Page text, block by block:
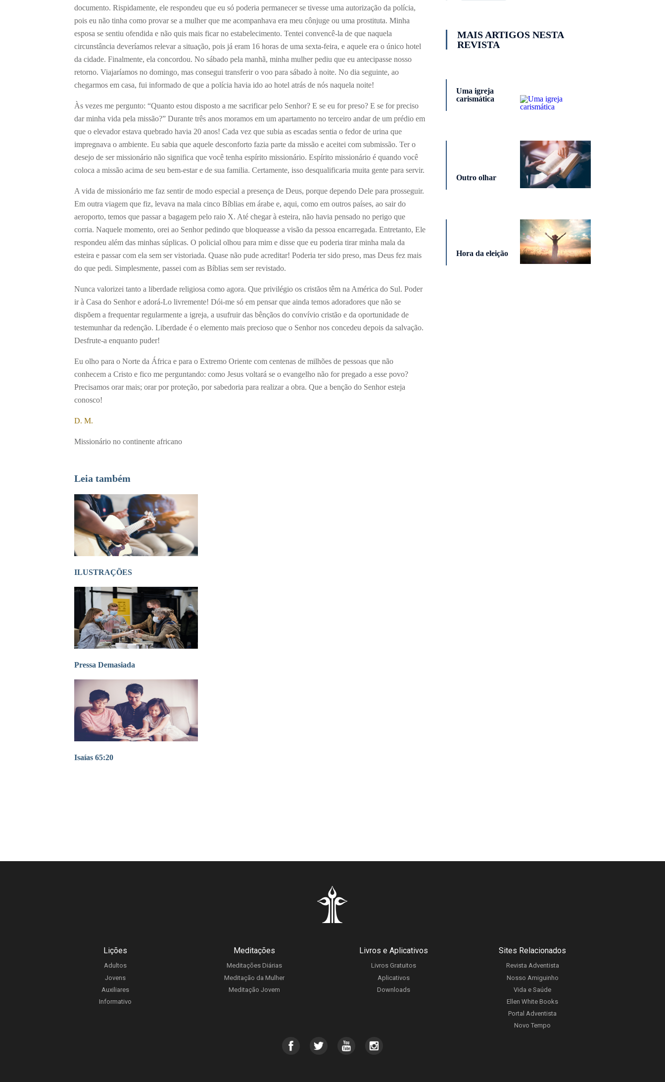
documento. Rispidamente, ele respondeu que eu só poderia permanecer se tivesse uma autorização da polícia,
pois eu não tinha como provar se a mulher que me acompanhava era meu cônjuge ou uma prostituta. Minha
esposa se sentiu ofendida e não quis mais ficar no estabelecimento. Tentei convencê-la de que naquela
circunstância deveríamos relevar a situação, pois já eram 16 horas de uma sexta-feira, e aquele era o único hotel
da cidade. Finalmente, ela concordou. No sábado pela manhã, minha mulher pediu que eu antecipasse nosso
retorno. Viajaríamos no domingo, mas consegui transferir o voo para sábado à noite. No dia seguinte, ao
chegarmos em casa, fui informado de que a polícia havia ido ao hotel atrás de nós naquela noite!
Às vezes me pergunto: “Quanto estou disposto a me sacrificar pelo Senhor? E se eu for preso? E se for preciso
dar minha vida pela missão?” Durante três anos moramos em um apartamento no terceiro andar de um prédio em
que o elevador estava quebrado havia 20 anos! Cada vez que subia as escadas sentia o fedor de urina que
impregnava o ambiente. Eu sabia que aquele desconforto fazia parte da missão e aceitei com submissão. Ter o
desejo de ser missionário não significa que você tenha espírito missionário. Espírito missionário é quando você
coloca a missão acima de seu bem-estar e de sua familia. Certamente, isso desqualificaria muita gente para servir.
A vida de missionário me faz sentir de modo especial a presença de Deus, porque dependo Dele para prosseguir.
Em outra viagem que fiz, levava na mala cinco Bíblias em árabe e, aqui, como em outros países, ao sair do
aeroporto, temos que passar a bagagem pelo raio X. Até chegar à esteira, não havia pensado no perigo que
corria. Naquele momento, orei ao Senhor pedindo que bloqueasse a visão da pessoa encarregada. Entretanto, Ele
respondeu além das minhas súplicas. O policial olhou para mim e disse que eu poderia tirar minha mala da
esteira e passar com ela sem ser vistoriada. Quase não pude acreditar! Poderia ter sido preso, mas Deus fez mais
do que pedi. Simplesmente, passei com as Bíblias sem ser revistado.
Nunca valorizei tanto a liberdade religiosa como agora. Que privilégio os cristãos têm na América do Sul. Poder
ir à Casa do Senhor e adorá-Lo livremente! Dói-me só em pensar que ainda temos adoradores que não se
dispõem a frequentar regularmente a igreja, a usufruir das bênçãos do convívio cristão e da oportunidade de
testemunhar da redenção. Liberdade é o elemento mais precioso que o Senhor nos concedeu depois da salvação.
Desfrute-a enquanto puder!
Eu olho para o Norte da África e para o Extremo Oriente com centenas de milhões de pessoas que não
conhecem a Cristo e fico me perguntando: como Jesus voltará se o evangelho não for pregado a esse povo?
Precisamos orar mais; orar por proteção, por sabedoria para realizar a obra. Que a benção do Senhor esteja
conosco!
D. M.
Missionário no continente africano
Leia também
ILUSTRAÇÕES
Pressa Demasiada
Isaías 65:20
MAIS ARTIGOS NESTA
REVISTA
Uma igreja
carismática
Outro olhar
Hora da eleição
Lições
Adultos
Jovens
Auxiliares
Informativo
Meditações
Meditações Diárias
Meditação da Mulher
Meditação Jovem
Livros e Aplicativos
Livros Gratuitos
Aplicativos
Downloads
Sites Relacionados
Revista Adventista
Nosso Amiguinho
Vida e Saúde
Ellen White Books
Portal Adventista
Novo Tempo